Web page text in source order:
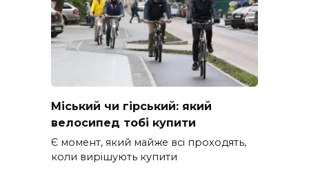
Міський чи гірський: який
велосипед тобі купити
Є момент, який майже всі проходять,
коли вирішують купити